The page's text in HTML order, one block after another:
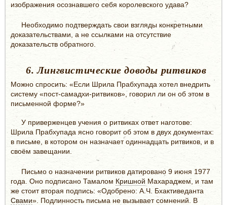
изображения осознавшего себя королевского удава?
Необходимо подтверждать свои взгляды конкретными
доказательствами, а не ссылками на отсутствие
доказательств обратного.
6. Лингвистические доводы ритвиков
Можно спросить: «Если Шрила Прабхупада хотел внедрить
систему «пост-самадхи-ритвиков», говорил ли он об этом в
письменной форме?»
У приверженцев учения о ритвиках ответ наготове:
Шрила Прабхупада ясно говорит об этом в двух документах:
в письме, в котором он назначает одиннадцать ритвиков, и в
своём завещании.
Письмо о назначении ритвиков датировано 9 июня 1977
года. Оно подписано Тамалом Кришной Махараджем, и там
же стоит вторая подпись: «Одобрено: А.Ч. Бхактиведанта
Свами». Подлинность письма не вызывает сомнений. В